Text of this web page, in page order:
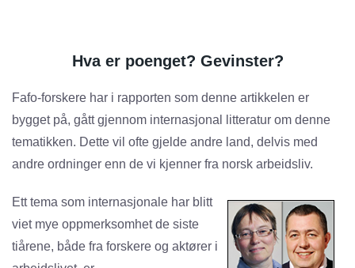
Hva er poenget? Gevinster?
Fafo-forskere har i rapporten som denne artikkelen er
bygget på, gått gjennom internasjonal litteratur om denne
tematikken. Dette vil ofte gjelde andre land, delvis med
andre ordninger enn de vi kjenner fra norsk arbeidsliv.
Ett tema som internasjonale har blitt
viet mye oppmerksomhet de siste
tiårene, både fra forskere og aktører i